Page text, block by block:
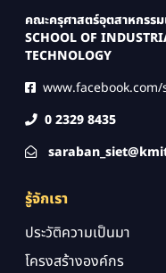
คณะครุศาสตร์อุตสาหกรรม
SCHOOL OF
TECHNOLOGY
0 2329 8435
รู้จักเรา
ประวัติความเป็นมา
โครงสร้างองค์กร